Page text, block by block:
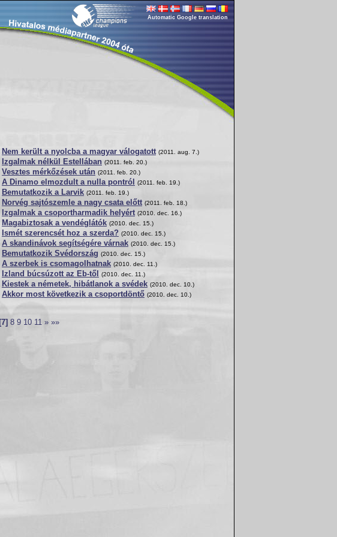
Automatic Google translation
Nem került a nyolcba a magyar válogatott (2011. aug. 7.)
Izgalmak nélkül Estellában (2011. feb. 20.)
Vesztes mérkőzések után (2011. feb. 20.)
A Dinamo elmozdult a nulla pontról (2011. feb. 19.)
Bemutatkozik a Larvik (2011. feb. 19.)
Norvég sajtószemle a nagy csata előtt (2011. feb. 18.)
Izgalmak a csoportharmadik helyért (2010. dec. 16.)
Magabiztosak a vendéglátók (2010. dec. 15.)
Ismét szerencsét hoz a szerda? (2010. dec. 15.)
A skandinávok segítségére várnak (2010. dec. 15.)
Bemutatkozik Svédország (2010. dec. 15.)
A szerbek is csomagolhatnak (2010. dec. 11.)
Izland búcsúzott az Eb-től (2010. dec. 11.)
Kiestek a németek, hibátlanok a svédek (2010. dec. 10.)
Akkor most következik a csoportdöntő (2010. dec. 10.)
[7] 8 9 10 11 » »»